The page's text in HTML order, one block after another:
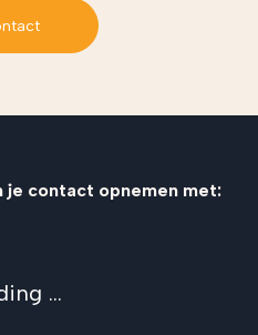
contact opnemen met:
...